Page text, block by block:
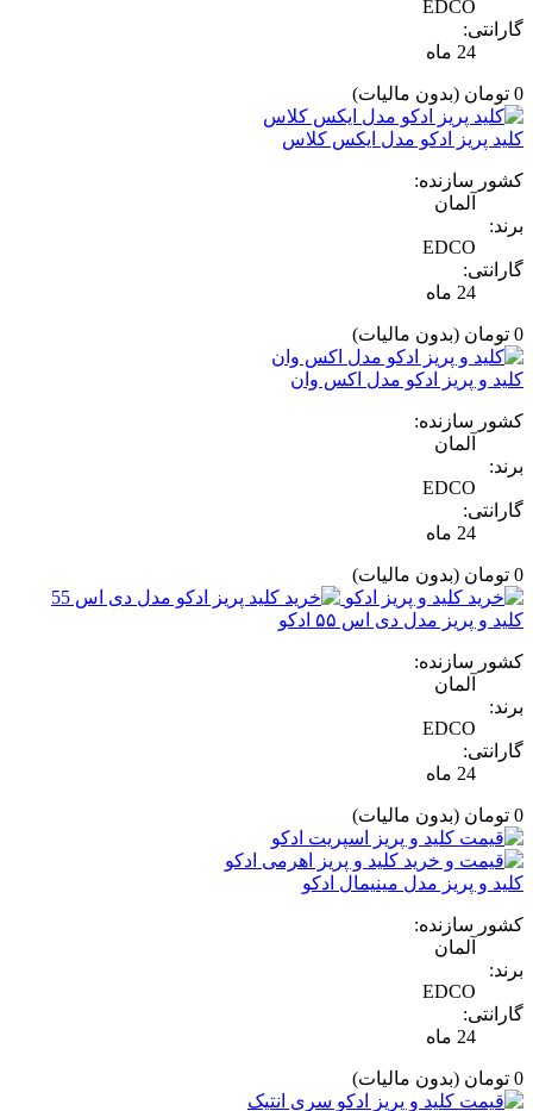
EDCO
گارانتی:
24 ماه
0 تومان (بدون مالیات)
کلید پریز ادکو مدل ایکس کلاس
کشور سازنده:
آلمان
برند:
EDCO
گارانتی:
24 ماه
0 تومان (بدون مالیات)
کلید و پریز ادکو مدل اکس وان
کشور سازنده:
آلمان
برند:
EDCO
گارانتی:
24 ماه
0 تومان (بدون مالیات)
کلید و پریز مدل دی اس ۵۵ ادکو
کشور سازنده:
آلمان
برند:
EDCO
گارانتی:
24 ماه
0 تومان (بدون مالیات)
کلید و پریز مدل مینیمال ادکو
کشور سازنده:
آلمان
برند:
EDCO
گارانتی:
24 ماه
0 تومان (بدون مالیات)